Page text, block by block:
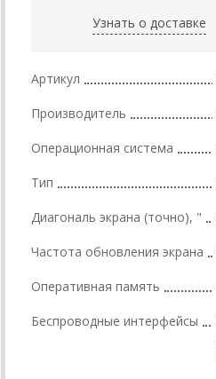
Узнать о доставке
Артикул
Производитель
Операционная система
Тип
Диагональ экрана (точно), "
Частота обновления экрана
Оперативная память
Беспроводные интерфейсы